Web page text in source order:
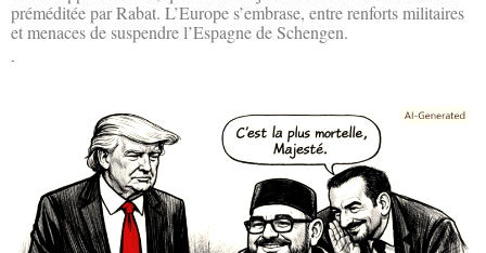
préméditée par Rabat. L’Europe s’embrase, entre renforts militaires
et menaces de suspendre l’Espagne de Schengen.